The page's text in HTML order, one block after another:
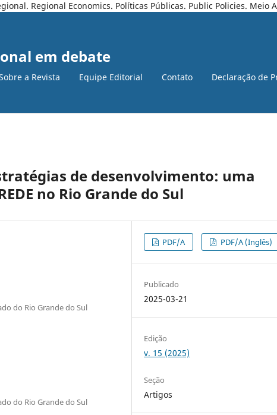
Regional Economics. Políticas Públicas. Public Policies. Meio
em debate
a Revista Equipe Editorial Contato Declaração de
de desenvolvimento: uma
no Rio Grande do Sul
do Rio Grande do Sul
do Rio Grande do Sul
PDF/A PDF/A (Inglês)
Publicado
2025-03-21
Edição
v. 15 (2025)
Seção
Artigos